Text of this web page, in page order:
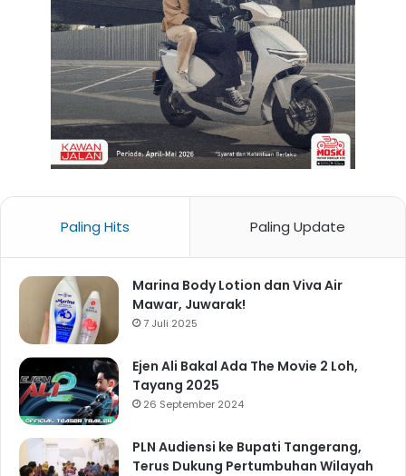
Paling Hits Paling Update
Marina Body Lotion dan Viva Air
Mawar, Juwarak!
7 Juli 2025
Ejen Ali Bakal Ada The Movie 2 Loh,
Tayang 2025
26 September 2024
PLN Audiensi ke Bupati Tangerang,
Terus Dukung Pertumbuhan Wilayah